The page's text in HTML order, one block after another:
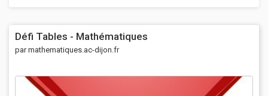
Défi Tables - Mathématiques
par mathematiques.ac-dijon.fr